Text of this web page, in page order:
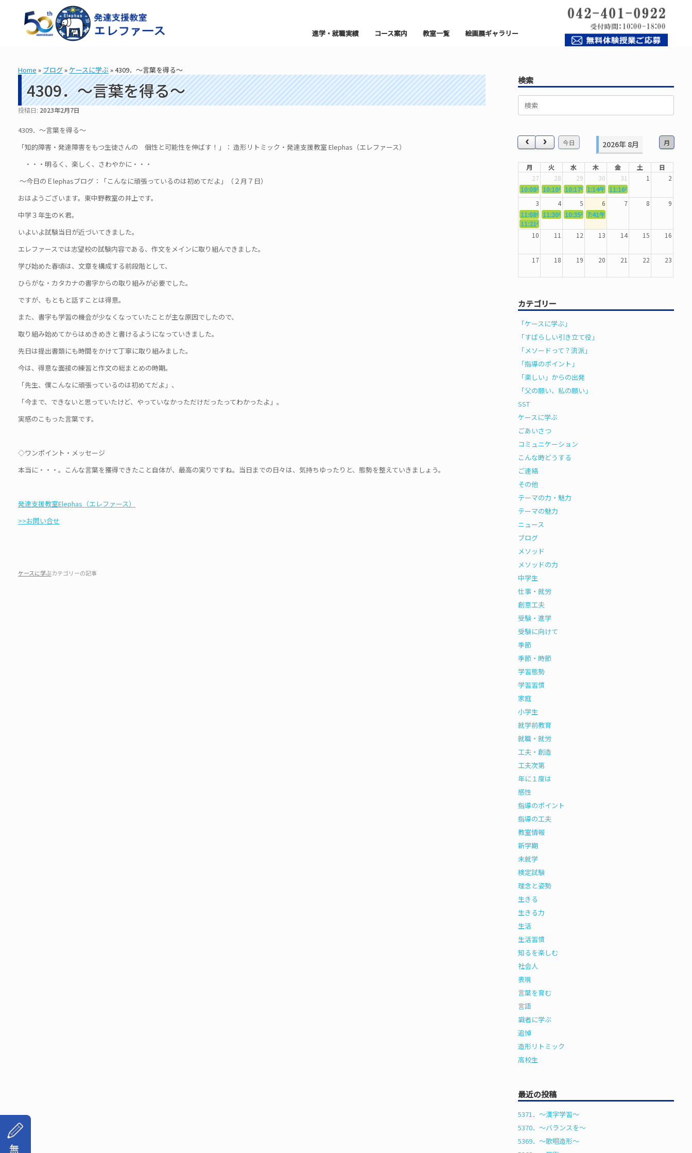
進学・就職実績 コース案内 教室一覧 絵画展ギャラリー
Home » ブログ»ケースに学ぶ »4309．～言葉を得る～
4309．～言葉を得る～
投稿日: 2023年2月7日
4309．～言葉を得る～
「知的障害・発達障害をもつ生徒さんの 個性と可能性を伸ばす！」： 造形リトミック・発達支援教室 Elephas（エレファース）
・・・明るく、楽しく、さわやかに・・・
～今日のＥlephasブログ：「こんなに頑張っているのは初めてだよ」（２月７日）
おはようございます。東中野教室の井上です。
中学３年生のＫ君。
いよいよ試験当日が近づいてきました。
エレファースでは志望校の試験内容である、作文をメインに取り組んできました。
学び始めた春頃は、文章を構成する前段階として、
ひらがな・カタカナの書字からの取り組みが必要でした。
ですが、もともと話すことは得意。
また、書字も学習の機会が少なくなっていたことが主な原因でしたので、
取り組み始めてからはめきめきと書けるようになっていきました。
先日は提出書類にも時間をかけて丁寧に取り組みました。
今は、得意な面接の練習と作文の総まとめの時期。
「先生、僕こんなに頑張っているのは初めてだよ」、
「今まで、できないと思っていたけど、やっていなかっただけだったってわかったよ」。
実感のこもった言葉です。
◇ワンポイント・メッセージ
本当に・・・。こんな言葉を獲得できたこと自体が、最高の実りですね。当日までの日々は、気持ちゆったりと、態勢を整えていきましょう。
発達支援教室Elephas（エレファース）
>>お問い合せ
ケースに学ぶカテゴリーの記事
検索
検
今日 月
2026年 8月
月 火 水 木 金 土
日
27
28 29 30 31 1
2
10:08午前5362．～国語力を〜
10:10午前5363．～自信を〜
10:17午前5364．～信じて待つ〜
1:14午後5365．～計画的に〜
11:16午前
3
4 5 6 7 8
9
11:08午前5367．～機能を育てる〜
11:30午前5369．～歌唱造形〜
10:35午前5370．～バランスを〜
7:41午前
11:21午前
10
11 12 13 14 15 16
17 18 19 20 21 22 23
31 1 2 3 4 5 6
カテゴリー
「ケースに学ぶ」
「すばらしい引き立て役」
「メソードって？流派」
「指導のポイント」
「楽しい」からの出発
「父の願い、私の願い」
SST
ケースに学ぶ
ごあいさつ
コミュニケーション
こんな時どうする
ご連絡
その他
テーマの力・魅力
テーマの魅力
ニュース
ブログ
メソッド
メソッドの力
中学生
仕事・就労
創意工夫
受験・進学
受験に向けて
季節
季節・時節
学習態勢
学習習慣
家庭
小学生
就学前教育
就職・就労
工夫・創造
工夫次第
年に１度は
感性
指導のポイント
指導の工夫
教室情報
新学期
未就学
検定試験
理念と姿勢
生きる
生きる力
生活
生活習慣
知るを楽しむ
社会人
表現
言葉を育む
言語
識者に学ぶ
追悼
造形リトミック
高校生
最近の投稿
5371．～漢字学習〜
5370．～バランスを〜
5369．～歌唱造形〜